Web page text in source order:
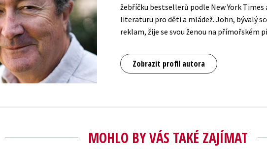
žebříčku bestsellerů podle New York Times
literaturu pro děti a mládež. John, bývalý
reklam, žije se svou ženou na přímořském
Zobrazit profil autora
MOHLO BY VÁS TAKÉ ZAJÍMAT